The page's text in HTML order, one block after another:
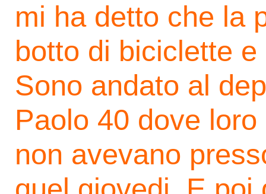
mi ha detto che la
botto di biciclette
Sono andato al
Paolo 40 dove
non avevano